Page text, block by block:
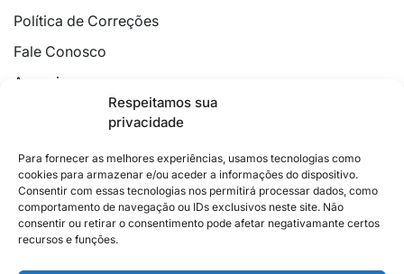
Respeitamos sua
privacidade
Para fornecer as melhores experiências, usamos tecnologias como
cookies para armazenar e/ou aceder a informações do dispositivo.
Consentir com essas tecnologias nos permitirá processar dados, como
comportamento de navegação ou IDs exclusivos neste site. Não
consentir ou retirar o consentimento pode afetar negativamante certos
recursos e funções.
Política de Correções
Fale Conosco
Anuncie
Política de Cookies
2026 © Feito com no Espírito Santo.